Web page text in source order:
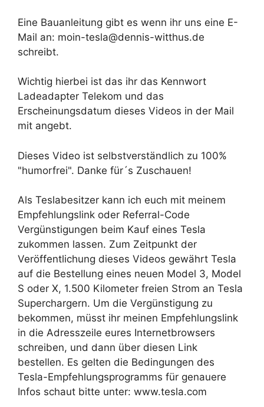
Eine Bauanleitung gibt es wenn ihr uns eine E-
Mail an: moin-tesla@dennis-witthus.de
schreibt.
Wichtig hierbei ist das ihr das Kennwort
Ladeadapter Telekom und das
Erscheinungsdatum dieses Videos in der Mail
mit angebt.
Dieses Video ist selbstverständlich zu 100%
"humorfrei". Danke für´s Zuschauen!
Als Teslabesitzer kann ich euch mit meinem
Empfehlungslink oder Referral-Code
Vergünstigungen beim Kauf eines Tesla
zukommen lassen. Zum Zeitpunkt der
Veröffentlichung dieses Videos gewährt Tesla
auf die Bestellung eines neuen Model 3, Model
S oder X, 1.500 Kilometer freien Strom an Tesla
Superchargern. Um die Vergünstigung zu
bekommen, müsst ihr meinen Empfehlungslink
in die Adresszeile eures Internetbrowsers
schreiben, und dann über diesen Link
bestellen. Es gelten die Bedingungen des
Tesla-Empfehlungsprogramms für genauere
Infos schaut bitte unter: www.tesla.com